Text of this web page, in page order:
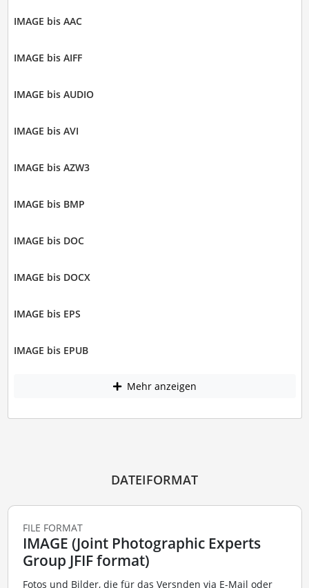
IMAGE bis AAC
IMAGE bis AIFF
IMAGE bis AUDIO
IMAGE bis AVI
IMAGE bis AZW3
IMAGE bis BMP
IMAGE bis DOC
IMAGE bis DOCX
IMAGE bis EPS
IMAGE bis EPUB
Mehr anzeigen
DATEIFORMAT
FILE FORMAT
IMAGE (Joint Photographic Experts
Group JFIF format)
Fotos und Bilder, die für das Versnden via E-Mail oder